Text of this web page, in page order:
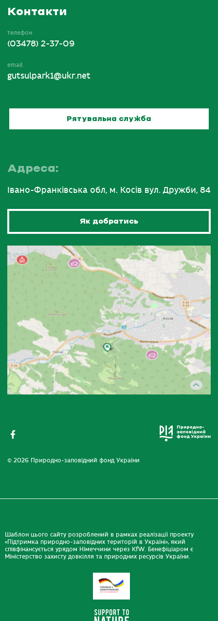
Контакти
телефон
(03478) 2-37-09
email
gutsulpark1@ukr.net
Рятувальна служба
Адреса:
Івано-Франківська обл, м. Косів вул. Дружби, 84
Як добратись
© 2026 Природно-заповідний фонд України
Шаблон цього сайту розроблений в рамках реалізації проекту
«Підтримка природно-заповідних територій в Україні», який
співфінансується урядом Німеччини через KfW. Бенефіціаром є
Міністерство захисту довкілля та природних ресурсів України.